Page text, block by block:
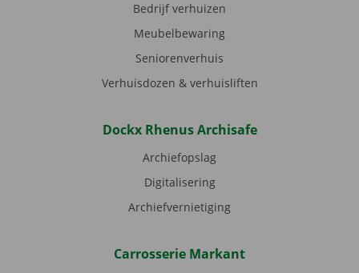
Bedrijf verhuizen
Meubelbewaring
Seniorenverhuis
Verhuisdozen & verhuisliften
Dockx Rhenus Archisafe
Archiefopslag
Digitalisering
Archiefvernietiging
Carrosserie Markant